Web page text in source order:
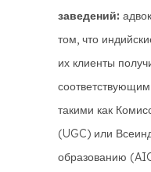
заведений:
том, что
их клиенты
такими как
(UGC) или
образованию